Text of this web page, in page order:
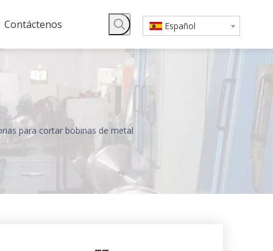
Contáctenos Español
para cortar bobinas de metal